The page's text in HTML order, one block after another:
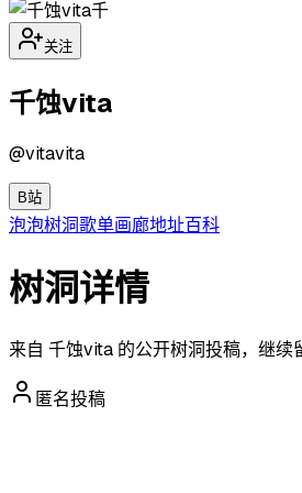
千
关注
千蚀vita
@vitavita
B站
泡泡树洞歌单画廊地址百科
树洞详情
来自 千蚀vita 的公开树洞投稿，继续
匿名投稿